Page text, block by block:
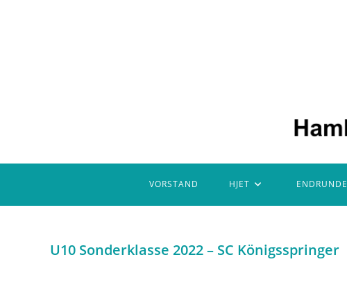
VORSTAND HJET ENDRUNDE
U10 Sonderklasse 2022 – SC Königsspringer